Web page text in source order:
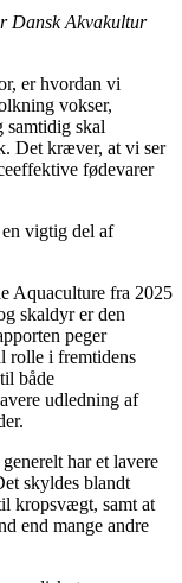
Dansk Akvakultur
er hvordan vi
vokser,
samtidig skal
Det kræver, at vi ser
fødevarer
vigtig del af
Aquaculture fra 2025
skaldyr er den
peger
rolle i fremtidens
både
udledning af
har et lavere
skyldes blandt
kropsvægt, samt at
end mange andre